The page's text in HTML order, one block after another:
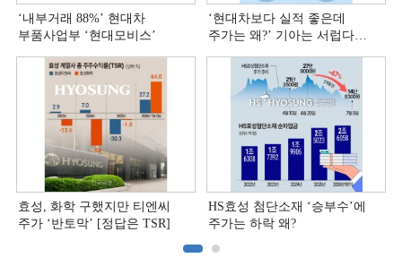
‘내부거래 88%ʼ 현대차
부품사업부 ‘현대모비스ʼ
‘현대차보다 실적 좋은데
주가는 왜?ʼ 기아는 서럽다
효성, 화학 구했지만 티엔씨
주가 ‘반토막’ [정답은 TSR]
HS효성 첨단소재 ‘승부수’에
주가는 하락 왜?